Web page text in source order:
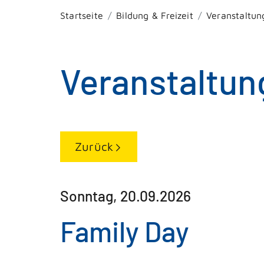
Startseite Bildung & Freizeit
Zurück
Sonntag, 20.09.2026
Family Day